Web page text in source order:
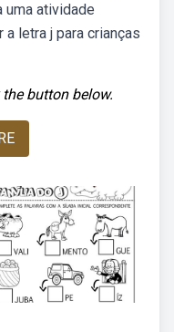
uma atividade
letra j para crianças
button below.